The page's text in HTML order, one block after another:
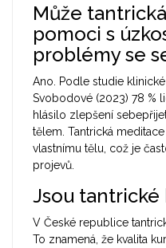
Může
pomoci s
problémy se
Ano. Podle studie
Svobodové (2023) 78 %
hlásilo zlepšení
tělem. Tantrická
vlastnímu tělu, což je
projevů.
Jsou tantrické
V České republice
To znamená, že kvalita